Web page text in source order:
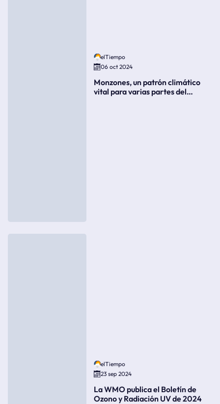
elTiempo
06 oct 2024
Monzones, un patrón climático
vital para varias partes del
elTiempo
23 sep 2024
La WMO publica el Boletín de
Ozono y Radiación UV de 2024